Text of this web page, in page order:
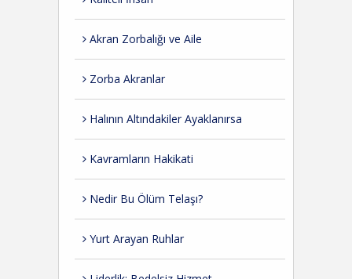
Akran Zorbalığı ve Aile
Zorba Akranlar
Halının Altındakiler Ayaklanırsa
Kavramların Hakikati
Nedir Bu Ölüm Telaşı?
Yurt Arayan Ruhlar